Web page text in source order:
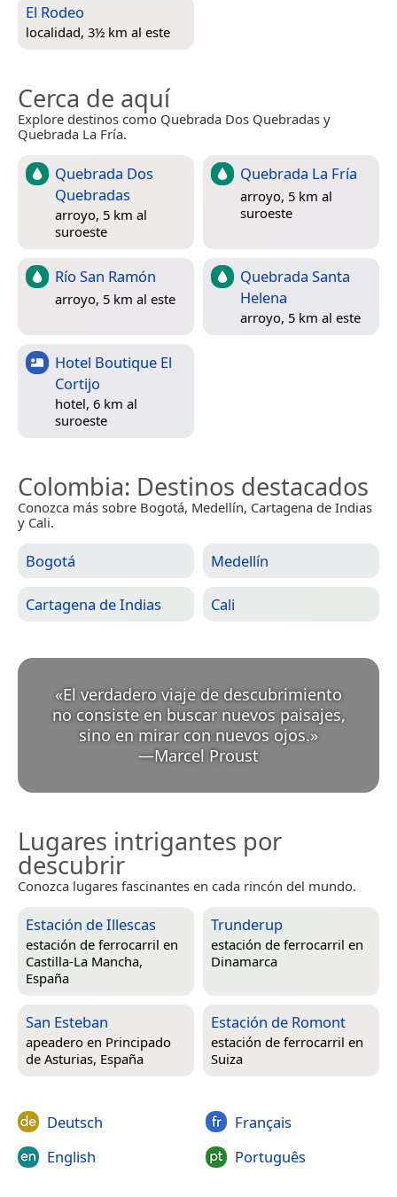
El Rodeo
localidad, 3½ km al este
Cerca de aquí
Explore destinos como Quebrada Dos Quebradas y
Quebrada La Fría.
Quebrada Dos
Quebradas
arroyo, 5 km al
suroeste
Quebrada La Fría
arroyo, 5 km al
suroeste
Río San Ramón
arroyo, 5 km al este
Quebrada Santa
Helena
arroyo, 5 km al este
Hotel Boutique El
Cortijo
hotel, 6 km al
suroeste
Colombia: Destinos destacados
Conozca más sobre Bogotá, Medellín, Cartagena de Indias
y Cali.
Bogotá Medellín
Cartagena de Indias Cali
«El verdadero viaje de descubrimiento
no consiste en buscar nuevos paisajes,
sino en mirar con nuevos ojos.
—Marcel Proust
Lugares intrigantes por
descubrir
Conozca lugares fascinantes en cada rincón del mundo.
Estación de Illescas
estación de ferrocarril en
Castilla-La Mancha,
España
Trunderup
estación de ferrocarril en
Dinamarca
San Esteban
apeadero en Principado
de Asturias, España
Estación de Romont
estación de ferrocarril en
Suiza
Deutsch
English
Français
Português